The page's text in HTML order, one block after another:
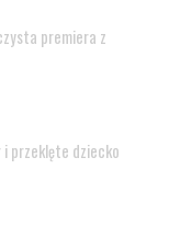
premiera z
przeklęte dziecko